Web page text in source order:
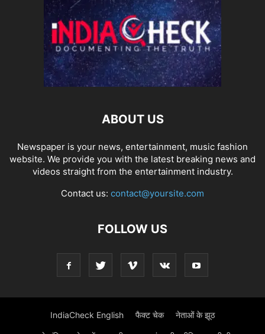
ABOUT US
Newspaper is your news, entertainment, music fashion
website. We provide you with the latest breaking news and
videos straight from the entertainment industry.
Contact us: contact@yoursite.com
FOLLOW US
IndiaCheck English फैक्ट चेक नेताओं के झूठ